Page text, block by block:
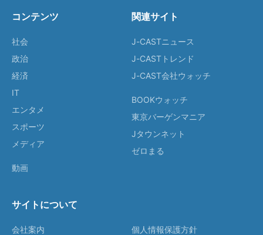
コンテンツ
社会
政治
経済
IT
エンタメ
スポーツ
メディア
動画
関連サイト
J-CASTニュース
J-CASTトレンド
J-CAST会社ウォッチ
BOOKウォッチ
東京バーゲンマニア
Jタウンネット
ゼロまる
サイトについて
会社案内
個人情報保護方針